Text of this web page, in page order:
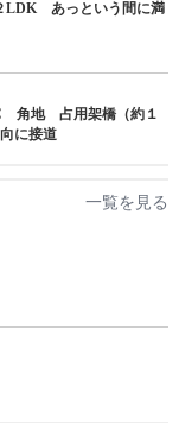
一覧を見る